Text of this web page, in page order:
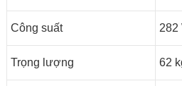
Công suất 282
Trọng lượng 62